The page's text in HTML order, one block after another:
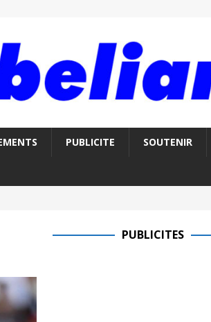
PUBLICITE SOUTENIR
PUBLICITES